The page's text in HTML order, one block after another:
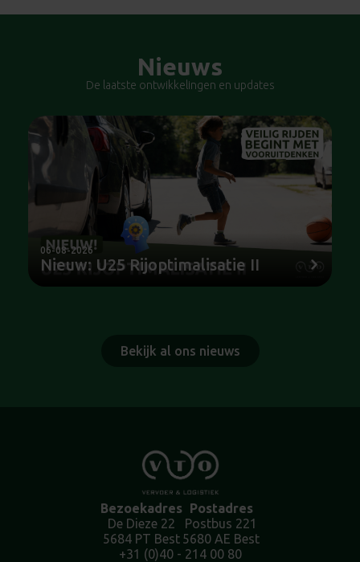
Nieuws
De laatste ontwikkelingen en updates
06-08-2026
Nieuw: U25 Rijoptimalisatie II
Bekijk al ons nieuws
Bezoekadres
De Dieze 22
5684 PT Best
Postadres
Postbus 221
5680 AE Best
+31 (0)40 - 214 00 80